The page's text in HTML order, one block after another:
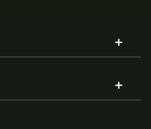
länkar